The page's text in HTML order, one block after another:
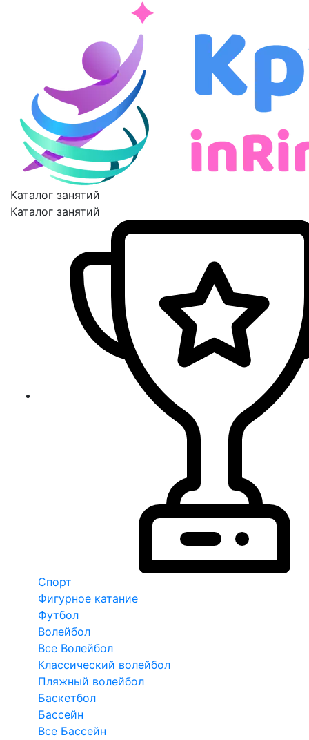
Каталог занятий
Каталог занятий
Спорт
Фигурное катание
Футбол
Волейбол
Все Волейбол
Классический волейбол
Пляжный волейбол
Баскетбол
Бассейн
Все Бассейн